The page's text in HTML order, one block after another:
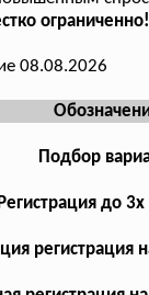
08.08.2026
Подбор
Регистрация до
регистрация